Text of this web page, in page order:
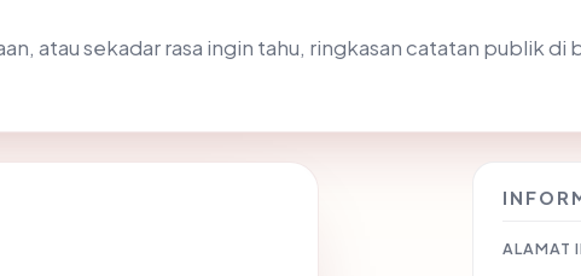
atau sekadar rasa ingin tahu, ringkasan catatan publik di
ALAMAT